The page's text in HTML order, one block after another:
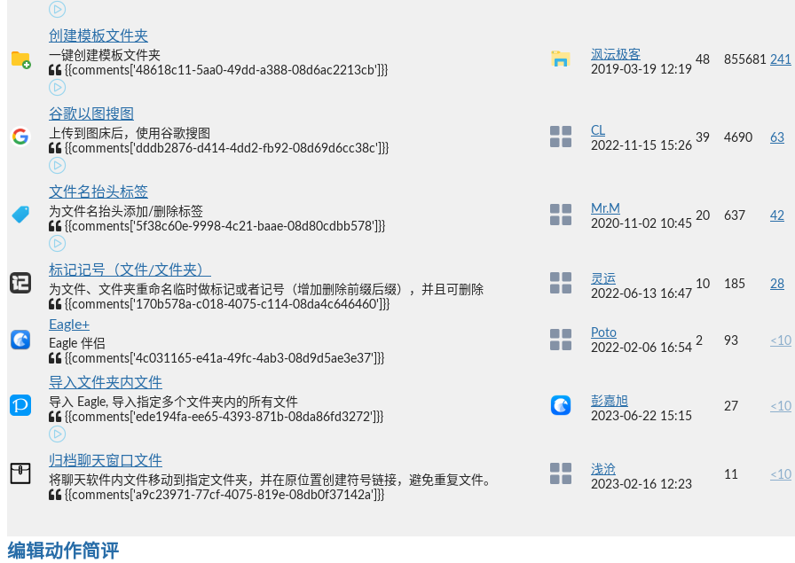
创建模板文件夹
一键创建模板文件夹
{{comments['48618c11-5aa0-49dd-a388-08d6ac2213cb']}}
沨沄极客
2019-03-19 12:19
48 855681 241
谷歌以图搜图
上传到图床后，使用谷歌搜图
{{comments['dddb2876-d414-4dd2-fb92-08d69d6cc38c']}}
CL
2022-11-15 15:26
39 4690 63
文件名抬头标签
为文件名抬头添加/删除标签
{{comments['5f38c60e-9998-4c21-baae-08d80cdbb578']}}
Mr.M
2020-11-02 10:45
20 637 42
标记记号（文件/文件夹）
为文件、文件夹重命名临时做标记或者记号（增加删除前缀后缀），并且可删除
{{comments['170b578a-c018-4075-c114-08da4c646460']}}
灵运
2022-06-13 16:47
10 185 28
Eagle+
Eagle 伴侣
{{comments['4c031165-e41a-49fc-4ab3-08d9d5ae3e37']}}
Poto
2022-02-06 16:54
2 93 <10
导入文件夹内文件
导入 Eagle, 导入指定多个文件夹内的所有文件
{{comments['ede194fa-ee65-4393-871b-08da86fd3272']}}
彭嘉旭
2023-06-22 15:15
27 <10
归档聊天窗口文件
将聊天软件内文件移动到指定文件夹，并在原位置创建符号链接，避免重复文件。
{{comments['a9c23971-77cf-4075-819e-08db0f37142a']}}
浅沧
2023-02-16 12:23
11 <10
编辑动作简评